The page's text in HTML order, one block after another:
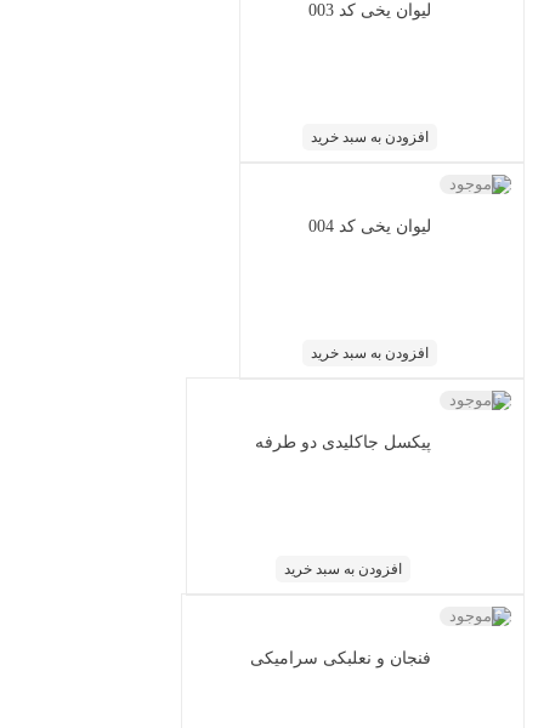
لیوان یخی کد 003
افزودن به سبد خرید
لیوان یخی کد 004
ناموجود
افزودن به سبد خرید
پیکسل جاکلیدی دو طرفه
ناموجود
افزودن به سبد خرید
فنجان و نعلبکی سرامیکی
ناموجود